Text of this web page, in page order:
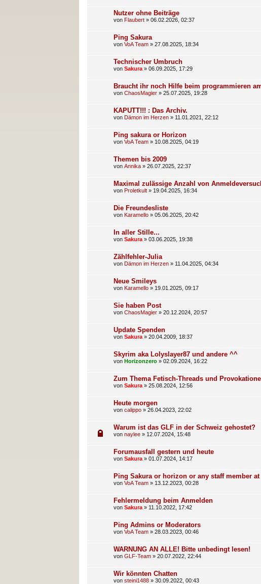
Nutzer ohne Beiträge
von Flaubert » 06.02.2026, 02:37
Ping Sakura
von VoA Team » 27.08.2025, 18:34
Technischer Umbruch
von Sakura » 06.09.2025, 17:29
Braucht ihr noch Hilfe beim programmieren
von ChaosMagier » 25.07.2025, 19:28
KAPUTT!!! : Das Archiv.
von Dämon im Herzen » 11.01.2021, 22:12
Ping sakura or Horizon
von VoA Team » 10.08.2025, 04:19
Themen bis 2009
von Annika » 26.07.2025, 22:37
Maximal zulässige Anzahl von
von Proletkult » 19.04.2025, 16:34
Die Freundesliste
von Karamello » 05.06.2025, 20:42
In aller Stille...
von Sakura » 03.06.2025, 19:38
Zählfehler-Julia
von Dämon im Herzen » 11.04.2025, 04:34
Neue Smileys
von Karamello » 19.01.2025, 09:17
Sie haben Post
von ChaosMagier » 20.12.2024, 20:57
Update Spenden
von Sakura » 20.04.2009, 18:37
Skyrim aka Lolyslayer87 und andere ^^
von Horizonzero » 02.09.2024, 16:22
Zum Thema Fetisch-Threads und
von Sakura » 25.08.2024, 12:56
Heute morgen
von calippo » 26.04.2023, 22:02
Warum ist das GLF in der Schweiz gehostet?
von naylee » 12.07.2024, 15:48
Forumausfall gestern und heute
von Sakura » 01.07.2024, 14:17
Ping Sakura or horizon or any staff member at
von VoA Team » 13.12.2023, 00:28
Fehlermeldung beim Anmelden
von Sakura » 11.10.2022, 17:42
Ping Admins or Moderators
von VoA Team » 28.03.2023, 00:46
WARNUNG AN ALLE! Bitte unbedingt lesen!
von GLF-Team » 20.07.2022, 22:44
Wir könnten Chatten
von steini1488 » 30.09.2022, 00:43